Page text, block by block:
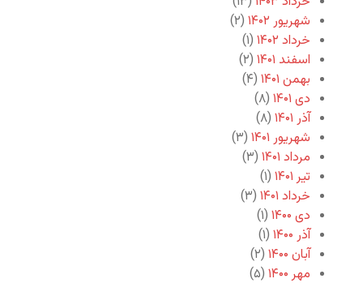
شهریور ۱۴۰۲
(۲)
خرداد ۱۴۰۲
(۱)
اسفند ۱۴۰۱
(۲)
بهمن ۱۴۰۱
(۴)
دی ۱۴۰۱
(۸)
آذر ۱۴۰۱
(۸)
شهریور ۱۴۰۱
(۳)
مرداد ۱۴۰۱
(۳)
تیر ۱۴۰۱
(۱)
خرداد ۱۴۰۱
(۳)
دی ۱۴۰۰
(۱)
آذر ۱۴۰۰
(۱)
آبان ۱۴۰۰
(۲)
مهر ۱۴۰۰
(۵)